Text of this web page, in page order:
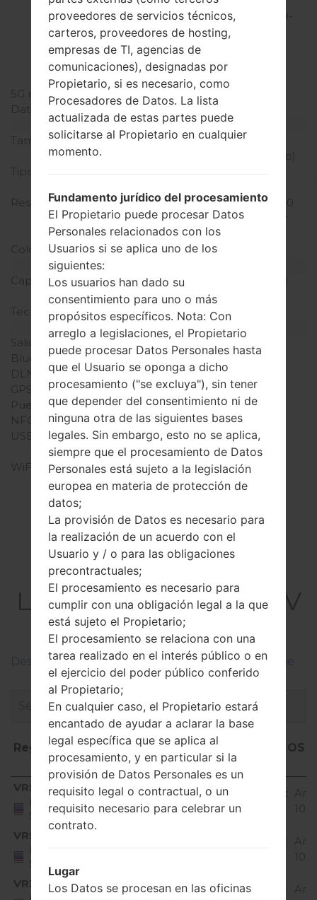
(B25) , LTE850 (B26) , TD-
LTE2600 (B38) , TD-
LTE2500
(B41) , LTE1700/2100
(B66) , LTE600 (B71)
5G network
-
Datos
GSM/HSPA/LTE
Pantalla
Tamaño de la pantalla
6.2 pulgadas (~79.8%
relación pantalla-cuerpo)
Tipo de Pantalla
Resolución de Pantalla
1080 x 2160 píxeles (~390
densidad de píxeles por
pulgada)
Colores de pantalla
16M colores
Capacidad de batería
No extraíble Li-Ion 3500
mAh
Teclado físico
-
Interfaces
Salida de audio
3.5mm jack
Bluetooth
versión 4.2, A2DP, LE
DLNA
-
GPS
A-GPS
Puerto infrarrojo
-
NFC
-
USB
USB 2.0, Type-C 1.0
conector reversible
WiFi
Wi-Fi 802.11 a/b/g/n/ac,
dual-band, Wi-Fi Direct,
El Firmware
LGQ720VSP(LMQ720V
SP) akaLG Stylo 5
Descripciones de regiones firmwares de LG Phone
Región Nombre de archivo OS
Región Nombre de archivo
VRS
United
States
Q720VS20b_02_VZW_US_OP_1023.kdz
10 Q
VRS
United
States
10 Q
VRZ
Q720VS10e_00_VZW_US_OP_0201.kdz
proveedores de servicios técnicos,
carteros, proveedores de hosting,
empresas de TI, agencias de
comunicaciones), designadas por
Propietario, si es necesario, como
Procesadores de Datos. La lista
actualizada de estas partes puede
solicitarse al Propietario en cualquier
momento.
Fundamento jurídico del procesamiento
El Propietario puede procesar Datos
Personales relacionados con los
Usuarios si se aplica uno de los
siguientes:
Los usuarios han dado su
consentimiento para uno o más
propósitos específicos. Nota: Con
arreglo a legislaciones, el Propietario
puede procesar Datos Personales hasta
que el Usuario se oponga a dicho
procesamiento ("se excluya"), sin tener
que depender del consentimiento ni de
ninguna otra de las siguientes bases
legales. Sin embargo, esto no se aplica,
siempre que el procesamiento de Datos
Personales está sujeto a la legislación
europea en materia de protección de
datos;
La provisión de Datos es necesario para
la realización de un acuerdo con el
Usuario y / o para las obligaciones
precontractuales;
El procesamiento es necesario para
cumplir con una obligación legal a la que
está sujeto el Propietario;
El procesamiento se relaciona con una
tarea realizado en el interés público o en
el ejercicio del poder público conferido
al Propietario;
En cualquier caso, el Propietario estará
encantado de ayudar a aclarar la base
legal específica que se aplica al
procesamiento, y en particular si la
provisión de Datos Personales es un
requisito legal o contractual, o un
requisito necesario para celebrar un
contrato.
Lugar
Los Datos se procesan en las oficinas